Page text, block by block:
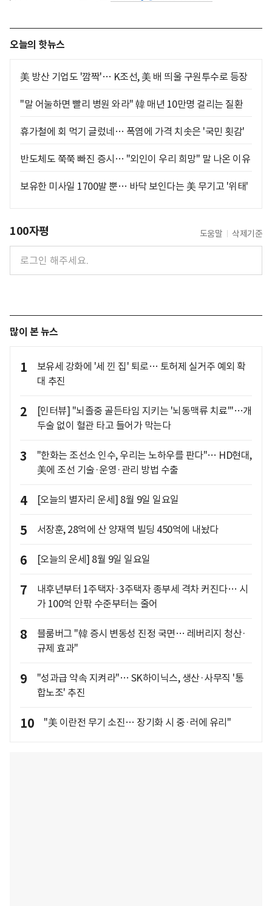
오늘의 핫뉴스
美 방산 기업도 '깜짝'… K조선, 美 배 띄울 구원투수로 등장
"말 어눌하면 빨리 병원 와라" 韓 매년 10만명 걸리는 질환
휴가철에 회 먹기 글렀네… 폭염에 가격 치솟은 '국민 횟감'
반도체도 쭉쭉 빠진 증시… "외인이 우리 희망" 말 나온 이유
보유한 미사일 1700발 뿐… 바닥 보인다는 美 무기고 '위태'
100자평 도움말 삭제기준
많이 본 뉴스
1
보유세 강화에 '세 낀 집' 퇴로… 토허제 실거주 예외 확
대 추진
2
[인터뷰] "뇌졸중 골든타임 지키는 '뇌동맥류 치료'"…개
두술 없이 혈관 타고 들어가 막는다
3
"한화는 조선소 인수, 우리는 노하우를 판다"… HD현대,
美에 조선 기술·운영·관리 방법 수출
4 [오늘의 별자리 운세] 8월 9일 일요일
5 서장훈, 28억에 산 양재역 빌딩 450억에 내놨다
6 [오늘의 운세] 8월 9일 일요일
7
내후년부터 1주택자·3주택자 종부세 격차 커진다… 시
가 100억 안팎 수준부터는 줄어
8
블룸버그 "韓 증시 변동성 진정 국면… 레버리지 청산·
규제 효과"
9
"성과급 약속 지켜라"… SK하이닉스, 생산·사무직 '통
합노조' 추진
10 "美 이란전 무기 소진… 장기화 시 중·러에 유리"